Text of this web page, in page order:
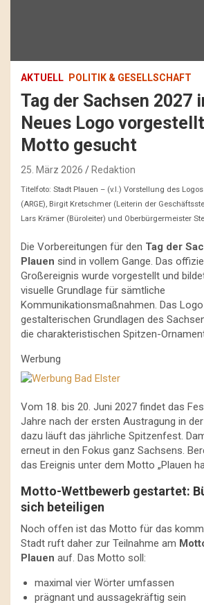
AKTUELL POLITIK & GESELLSCHAFT
Tag der Sachsen 2027
Neues Logo
Motto gesucht
25. März 2026 Redaktion
Titelfoto: Stadt Plauen – (v.l.) Vorstellung des
(ARGE), Birgit Kretschmer (Leiterin der
Lars Krämer (Büroleiter) und Oberbürgermeister
Die Vorbereitungen für den Tag der
Plauen sind in vollem Gange. Das
Großereignis wurde vorgestellt und
visuelle Grundlage für sämtliche
Kommunikationsmaßnahmen. Das
gestalterischen Grundlagen des
die charakteristischen Spitzen-
Werbung
Vom 18. bis 20. Juni 2027 findet das
Jahre nach der ersten Austragung in
dazu läuft das jährliche Spitzenfest.
erneut in den Fokus ganz Sachsens.
das Ereignis unter dem Motto „Plauen
Motto-Wettbewerb gestartet:
sich beteiligen
Noch offen ist das Motto für das
Stadt ruft daher zur Teilnahme am
Plauen auf. Das Motto soll:
maximal vier Wörter umfassen
prägnant und aussagekräftig sein